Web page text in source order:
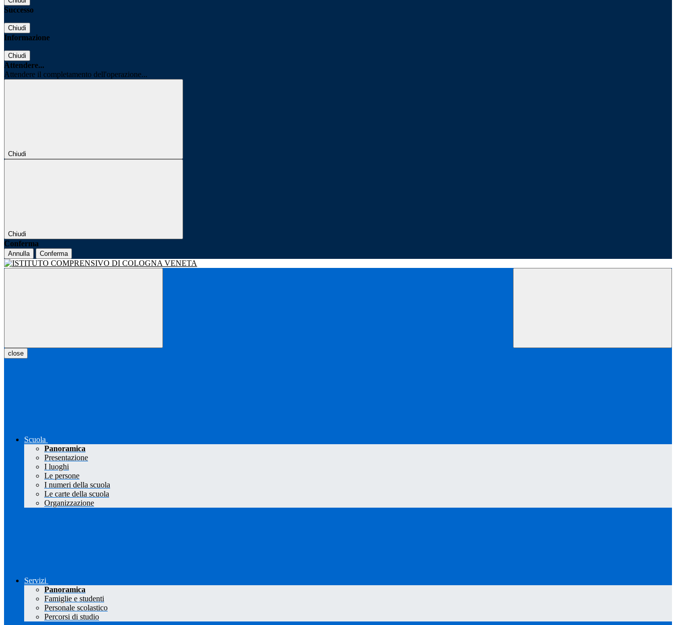
Successo
Chiudi
Informazione
Chiudi
Attendere...
Attendere il completamento dell'operazione...
Chiudi
Chiudi
Conferma
Annulla Conferma
close
Scuola
Panoramica
Presentazione
I luoghi
Le persone
I numeri della scuola
Le carte della scuola
Organizzazione
Servizi
Panoramica
Famiglie e studenti
Personale scolastico
Percorsi di studio